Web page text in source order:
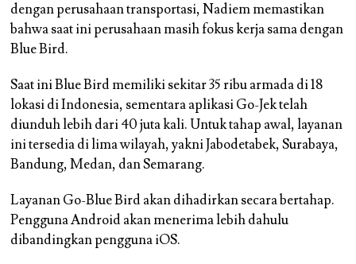
dengan perusahaan transportasi, Nadiem memastikan
bahwa saat ini perusahaan masih fokus kerja sama dengan
Blue Bird.
Saat ini Blue Bird memiliki sekitar 35 ribu armada di 18
lokasi di Indonesia, sementara aplikasi Go-Jek telah
diunduh lebih dari 40 juta kali. Untuk tahap awal, layanan
ini tersedia di lima wilayah, yakni Jabodetabek, Surabaya,
Bandung, Medan, dan Semarang.
Layanan Go-Blue Bird akan dihadirkan secara bertahap.
Pengguna Android akan menerima lebih dahulu
dibandingkan pengguna iOS.